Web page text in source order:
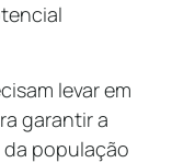
levar em
garantir a
população